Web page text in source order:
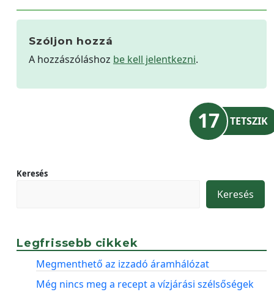
Szóljon hozzá
A hozzászóláshoz be kell jelentkezni.
17 TETSZIK
Keresés
Keresés
Legfrissebb cikkek
Megmenthető az izzadó áramhálózat
Még nincs meg a recept a vízjárási szélsőségek